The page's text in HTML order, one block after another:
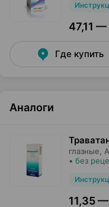
47,11
Где купить
Аналоги
глазные,
• без
11,35